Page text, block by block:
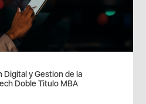
Digital y Gestion de la
Doble Titulo MBA